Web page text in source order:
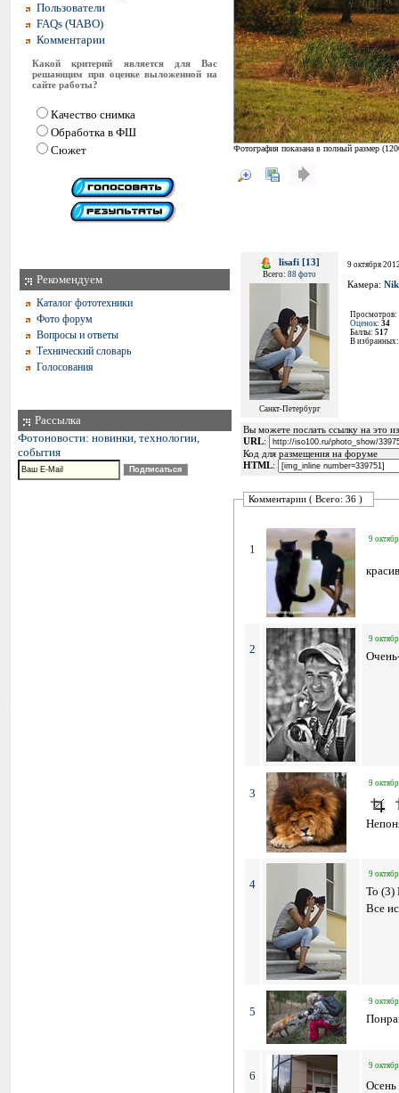
Пользователи
FAQs (ЧАВО)
Комментарии
Какой критерий является для Вас
решающим при оценке выложенной на
сайте работы?
Качество снимка
Обработка в ФШ
Сюжет
Рекомендуем
Каталог фототехники
Фото форум
Вопросы и ответы
Технический словарь
Голосования
Рассылка
Фотоновости: новинки, технологии,
события
Фотография показана в полный размер (
lisafi [13]
Всего: 88 фото
Санкт-Петербург
9 октября
Камера:
Просмотров:
Оценок: 34
Баллы: 517
В
Вы можете послать ссылку на это
URL:
Код для размещения на форуме
HTML:
Комментарии ( Всего: 36 )
1
9
2
9
3
9
4
9
To
Все
5
9
6
9
Осень